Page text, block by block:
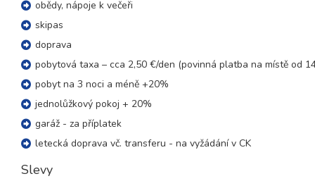
sobota - sobota
09.01. - 13.01.27
sobota - středa
5 dní (4 noci)
09.01. - 14.01.27
sobota - čtvrtek
09.01. - 16.01.27
sobota - středa
obědy, nápoje k večeři
skipas
doprava
pobytová taxa – cca 2,50 €/den (povinná platba na místě od
pobyt na 3 noci a méně +20%
jednolůžkový pokoj + 20%
garáž - za příplatek
letecká doprava vč. transferu - na vyžádání v CK
Slevy